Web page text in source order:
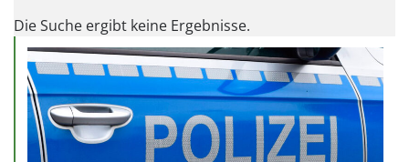
Die Suche ergibt keine Ergebnisse.